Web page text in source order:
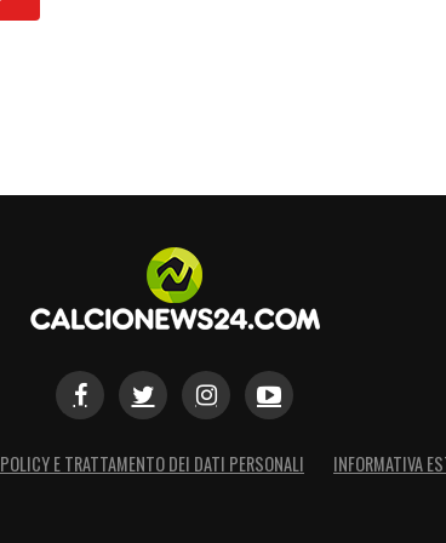
E TRATTAMENTO DEI DATI PERSONALI INFORMATIVA